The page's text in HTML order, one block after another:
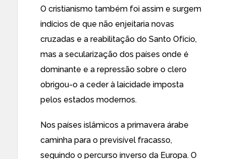
O cristianismo também foi assim e surgem
indícios de que não enjeitaria novas
cruzadas e a reabilitação do Santo Ofício,
mas a secularização dos países onde é
dominante e a repressão sobre o clero
obrigou-o a ceder à laicidade imposta
pelos estados modernos.
Nos países islâmicos a primavera árabe
caminha para o previsível fracasso,
seguindo o percurso inverso da Europa. O